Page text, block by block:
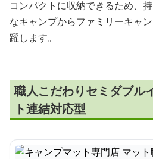
コンパクトに収納できるため、
なキャンプからファミリーキャ
躍します。
職人こだわりセミダブル
ト連結対応型